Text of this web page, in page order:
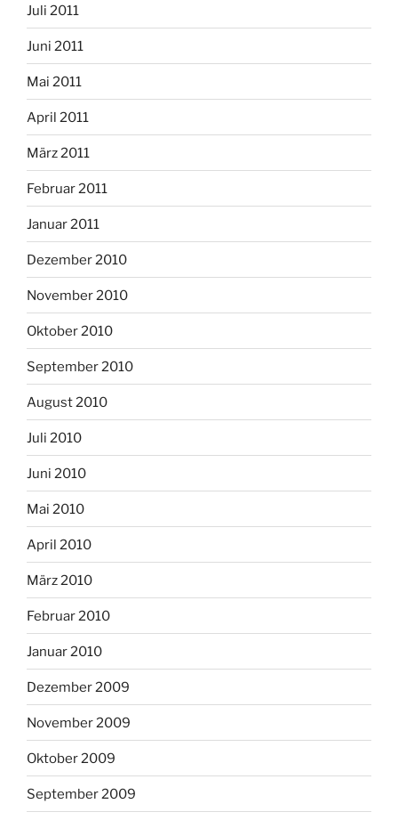
Juli 2011
Juni 2011
Mai 2011
April 2011
März 2011
Februar 2011
Januar 2011
Dezember 2010
November 2010
Oktober 2010
September 2010
August 2010
Juli 2010
Juni 2010
Mai 2010
April 2010
März 2010
Februar 2010
Januar 2010
Dezember 2009
November 2009
Oktober 2009
September 2009